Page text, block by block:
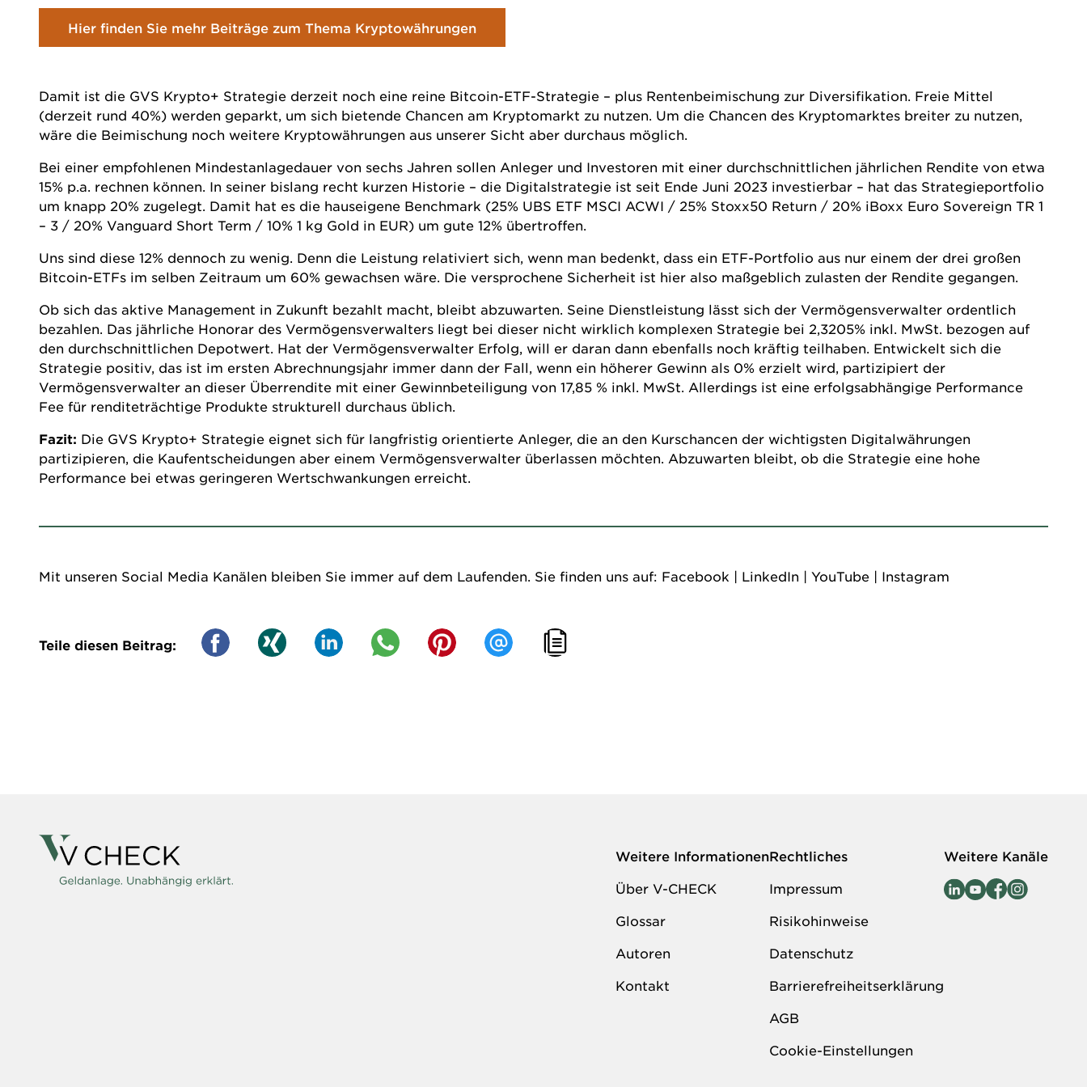
Hier finden Sie mehr Beiträge zum Thema Kryptowährungen
Damit ist die GVS Krypto+ Strategie derzeit noch eine reine Bitcoin-ETF-Strategie – plus Rentenbeimischung zur Diversifikation. Freie Mittel
(derzeit rund 40%) werden geparkt, um sich bietende Chancen am Kryptomarkt zu nutzen. Um die Chancen des Kryptomarktes breiter zu nutzen,
wäre die Beimischung noch weitere Kryptowährungen aus unserer Sicht aber durchaus möglich.
Bei einer empfohlenen Mindestanlagedauer von sechs Jahren sollen Anleger und Investoren mit einer durchschnittlichen jährlichen Rendite von etwa
15% p.a. rechnen können. In seiner bislang recht kurzen Historie – die Digitalstrategie ist seit Ende Juni 2023 investierbar – hat das Strategieportfolio
um knapp 20% zugelegt. Damit hat es die hauseigene Benchmark (25% UBS ETF MSCI ACWI / 25% Stoxx50 Return / 20% iBoxx Euro Sovereign TR 1
– 3 / 20% Vanguard Short Term / 10% 1 kg Gold in EUR) um gute 12% übertroffen.
Uns sind diese 12% dennoch zu wenig. Denn die Leistung relativiert sich, wenn man bedenkt, dass ein ETF-Portfolio aus nur einem der drei großen
Bitcoin-ETFs im selben Zeitraum um 60% gewachsen wäre. Die versprochene Sicherheit ist hier also maßgeblich zulasten der Rendite gegangen.
Ob sich das aktive Management in Zukunft bezahlt macht, bleibt abzuwarten. Seine Dienstleistung lässt sich der Vermögensverwalter ordentlich
bezahlen. Das jährliche Honorar des Vermögensverwalters liegt bei dieser nicht wirklich komplexen Strategie bei 2,3205% inkl. MwSt. bezogen auf
den durchschnittlichen Depotwert. Hat der Vermögensverwalter Erfolg, will er daran dann ebenfalls noch kräftig teilhaben. Entwickelt sich die
Strategie positiv, das ist im ersten Abrechnungsjahr immer dann der Fall, wenn ein höherer Gewinn als 0% erzielt wird, partizipiert der
Vermögensverwalter an dieser Überrendite mit einer Gewinnbeteiligung von 17,85 % inkl. MwSt. Allerdings ist eine erfolgsabhängige Performance
Fee für renditeträchtige Produkte strukturell durchaus üblich.
Fazit: Die GVS Krypto+ Strategie eignet sich für langfristig orientierte Anleger, die an den Kurschancen der wichtigsten Digitalwährungen
partizipieren, die Kaufentscheidungen aber einem Vermögensverwalter überlassen möchten. Abzuwarten bleibt, ob die Strategie eine hohe
Performance bei etwas geringeren Wertschwankungen erreicht.
Mit unseren Social Media Kanälen bleiben Sie immer auf dem Laufenden. Sie finden uns auf: Facebook | LinkedIn | YouTube | Instagram
Teile diesen Beitrag:
Weitere Informationen
Über V-CHECK
Glossar
Autoren
Kontakt
Rechtliches
Impressum
Risikohinweise
Datenschutz
Barrierefreiheitserklärung
AGB
Cookie-Einstellungen
Weitere Kanäle